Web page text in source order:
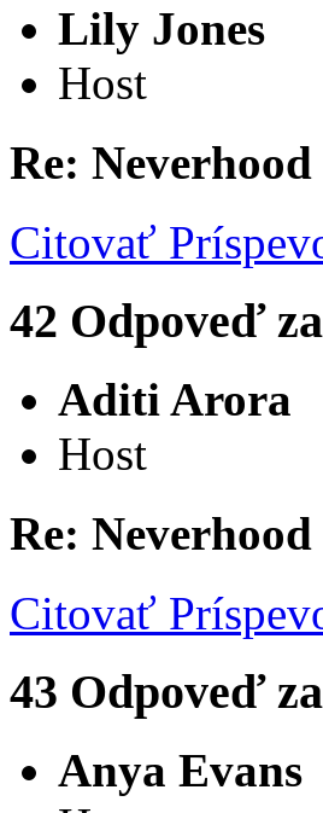
Lily Jones
Host
Re:
Citovať
42 Odpoveď
Aditi Arora
Host
Re:
Citovať
43 Odpoveď
Anya Evans